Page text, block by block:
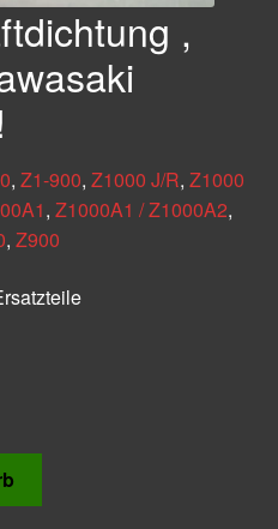
,
, Z1-900, Z1000 J/R, Z1000
, Z1000A1 / Z1000A2,
, Z900